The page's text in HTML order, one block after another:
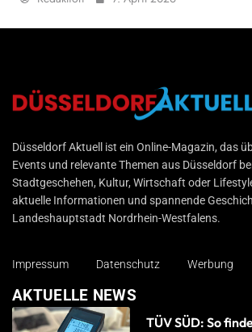
Düsseldorf Aktuell
Düsseldorf Aktuell ist ein Online-Magazin, das
Events und relevante Themen aus Düsseldorf
Stadtgeschehen, Kultur, Wirtschaft oder
aktuelle Informationen und spannende
Landeshauptstadt Nordrhein-Westfalens.
Impressum Datenschutz Werbung
AKTUELLE NEWS
TÜV SÜD: So